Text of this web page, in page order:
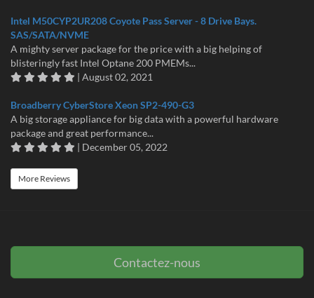
Intel M50CYP2UR208 Coyote Pass Server - 8 Drive Bays.
SAS/SATA/NVME
A mighty server package for the price with a big helping of
blisteringly fast Intel Optane 200 PMEMs...
| August 02, 2021
Broadberry CyberStore Xeon SP2-490-G3
A big storage appliance for big data with a powerful hardware
package and great performance...
| December 05, 2022
More Reviews
Contactez-nous